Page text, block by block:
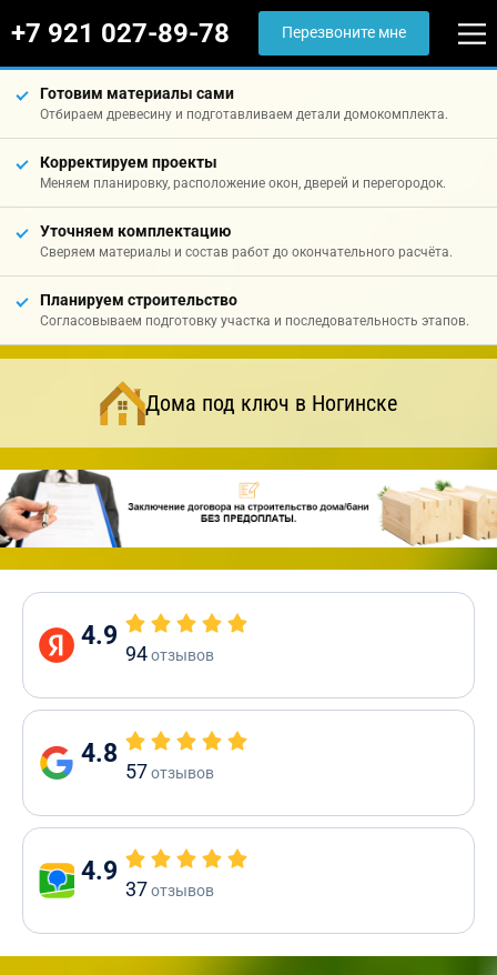
+7 921 027-89-78 Перезвоните мне
Готовим материалы сами
Отбираем древесину и подготавливаем детали домокомплекта.
Корректируем проекты
Меняем планировку, расположение окон, дверей и перегородок.
Уточняем комплектацию
Сверяем материалы и состав работ до окончательного расчёта.
Планируем строительство
Согласовываем подготовку участка и последовательность этапов.
Дома под ключ в Ногинске
4.9
94отзывов
4.8
57отзывов
4.9
37отзывов